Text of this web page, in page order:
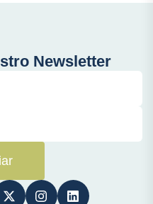
Newsletter